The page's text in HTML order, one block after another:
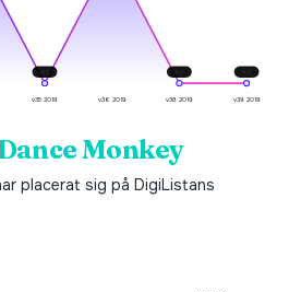
# 2 # 2 # 2
v35 2019 v36 2019 v38 2019 v39 2019
Monkey
placerat sig på DigiListans